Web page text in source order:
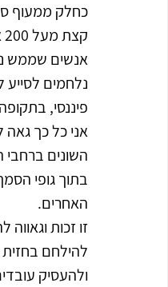
כחלק ממעוף
קצת מעל 200 אנשים, ובנוסף, מערך היועצים והמלווים המימוניים.
אנשים שממש
נלחמים לסייע
פיננסי,
אני כל כך
השונים ברחבי
בתוך גופי
האחרים.
זו זכות
להילחם בחזית
ולהעסיק